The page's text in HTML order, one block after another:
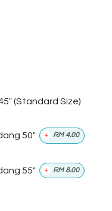
(Standard Size)
50" + RM 4.00
55" + RM 8.00